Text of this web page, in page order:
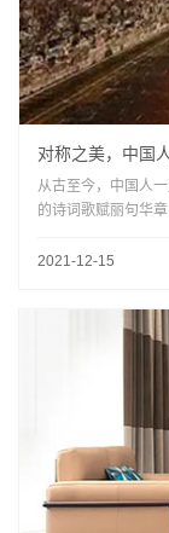
对称之美，中国
从古至今，中国人
的诗词歌赋丽句华
2021-12-15